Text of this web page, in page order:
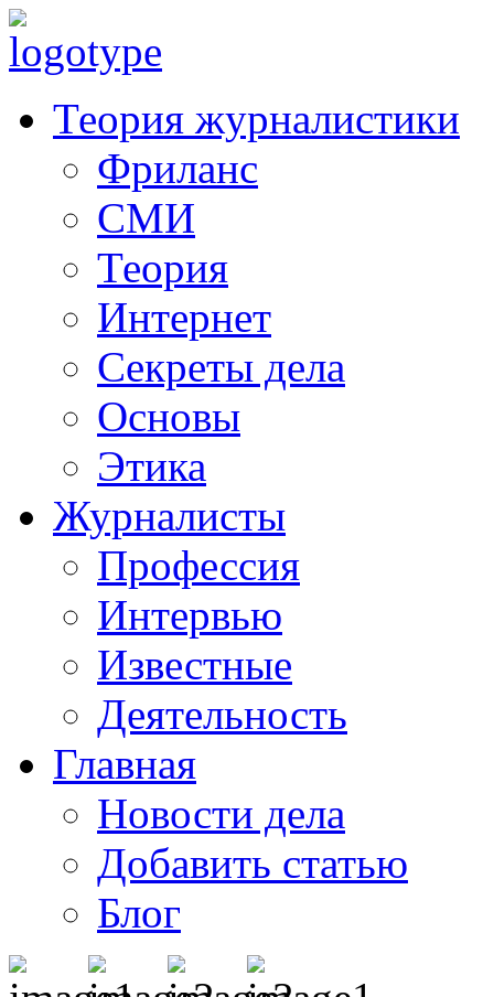
Теория журналистики
Фриланс
СМИ
Теория
Интернет
Секреты дела
Основы
Этика
Журналисты
Профессия
Интервью
Известные
Деятельность
Главная
Новости дела
Добавить статью
Блог